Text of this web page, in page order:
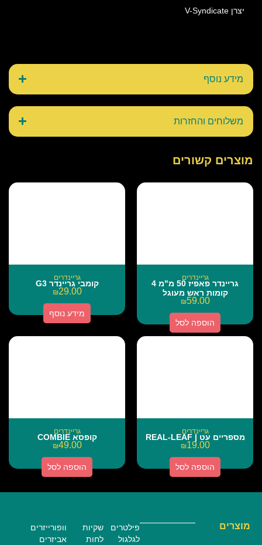
יצרן V-Syndicate
מידע נוסף
משלוחים והחזרות
מוצרים קשורים
גריינדרים
גריינדר פאפיז 50 מ"מ 4
קומות ראש מעוגל
₪59.00
הוספה לסל
גריינדרים
קומבי גריינדר G3
₪29.00
מידע נוסף
גריינדרים
מספריים עט | REAL-LEAF
₪19.00
הוספה לסל
גריינדרים
קופסא COMBIE
₪49.00
הוספה לסל
מוצרים
פילטרים
לגלגול
שקיות
לחות
וופורייזרים
אביזרים